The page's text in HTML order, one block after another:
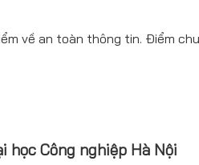
về an toàn thông tin. Điểm
Công nghiệp Hà Nội